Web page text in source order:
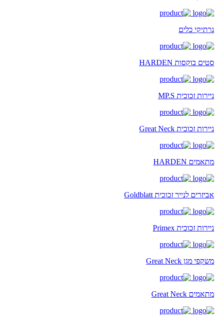
נרתיקי כלים
סטים בוקסות HARDEN
ניירות זכוכית MP.S
ניירות זכוכית Great Neck
מתאמים HARDEN
אביזרים לנייר זכוכית Goldblatt
ניירות זכוכית Primex
משקפי מגן Great Neck
מתאמים Great Neck